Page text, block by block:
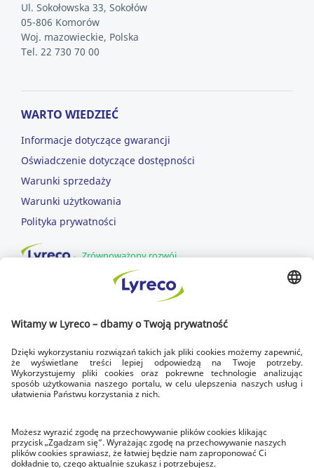
Ul. Sokołowska 33, Sokołów
05-806 Komorów
Woj. mazowieckie, Polska
Tel. 22 730 70 00
WARTO WIEDZIEĆ
Informacje dotyczące gwarancji
Oświadczenie dotyczące dostępności
Warunki sprzedaży
Warunki użytkowania
Polityka prywatności
Zrównoważony rozwój
dowozimy w dni robocze
DOSTAWA NA CZAS
zawsze do godziny 17.00